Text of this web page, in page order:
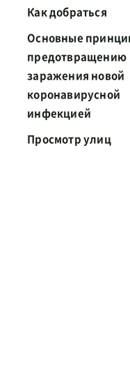
Как добраться
Основные
предотвращению
заражения новой
коронавирусной
инфекцией
Просмотр улиц